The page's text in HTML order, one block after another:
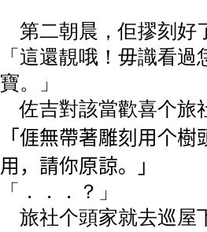
第二朝晨，佢摎刻好
「這還靚哦！毋識看
寶。」
佐吉對該當歡喜个旅
「𠊎無帶著雕刻用个
用，請你原諒。」
「．．．？」
旅社个頭家就去巡屋